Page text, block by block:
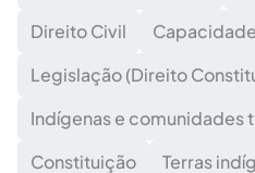
Direito Civil
Capacidade
Legislação (Direito
Indígenas e comunidades
Constituição
Terras